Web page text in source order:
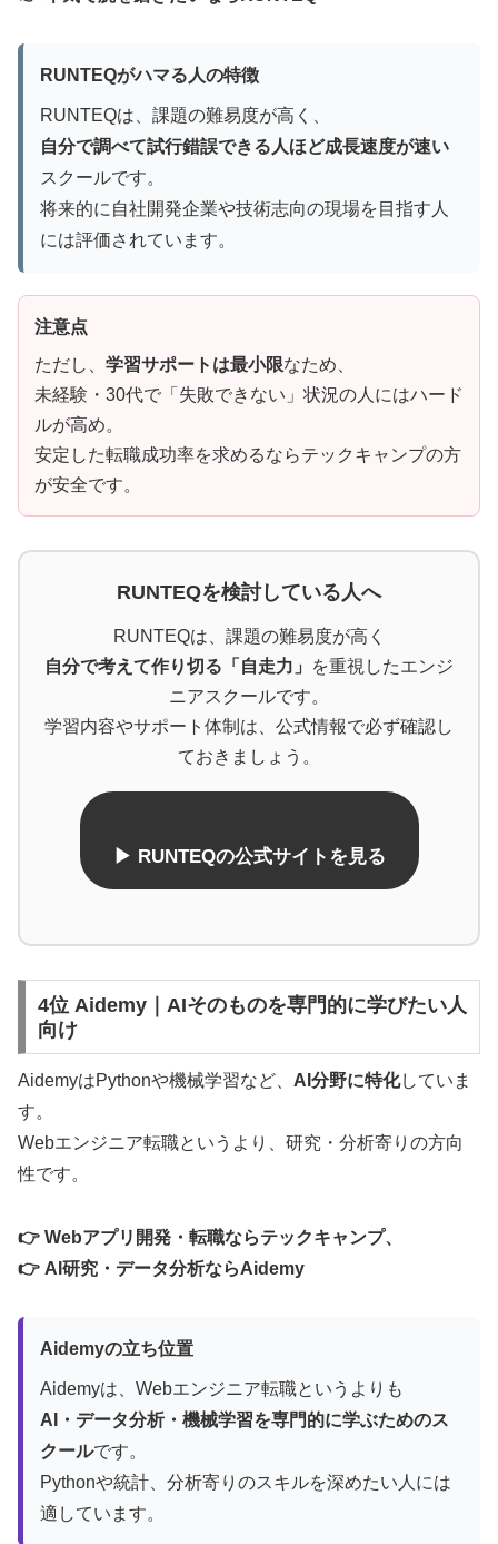
RUNTEQがハマる人の特徴
RUNTEQは、課題の難易度が高く、
自分で調べて試行錯誤できる人ほど成長速度が速い
スクールです。
将来的に自社開発企業や技術志向の現場を目指す人
には評価されています。
注意点
ただし、 学習サポートは最小限なため、
未経験・30代で「失敗できない」状況の人にはハード
ルが高め。
安定した転職成功率を求めるならテックキャンプの方
が安全です。
RUNTEQを検討している人へ
RUNTEQは、課題の難易度が高く
自分で考えて作り切る「自走力」
を重視したエンジ
ニアスクールです。
学習内容やサポート体制は、公式情報で必ず確認し
ておきましょう。
▶ RUNTEQの公式サイトを見る
4位 Aidemy｜AIそのものを専門的に学びたい人
向け
AidemyはPythonや機械学習など、 AI分野に特化していま
す。
Webエンジニア転職というより、研究・分析寄りの方向
性です。
👉 Webアプリ開発・転職ならテックキャンプ、
👉 AI研究・データ分析ならAidemy
Aidemyの立ち位置
Aidemyは、Webエンジニア転職というよりも
AI・データ分析・機械学習を専門的に学ぶためのス
クールです。
Pythonや統計、分析寄りのスキルを深めたい人には
適しています。